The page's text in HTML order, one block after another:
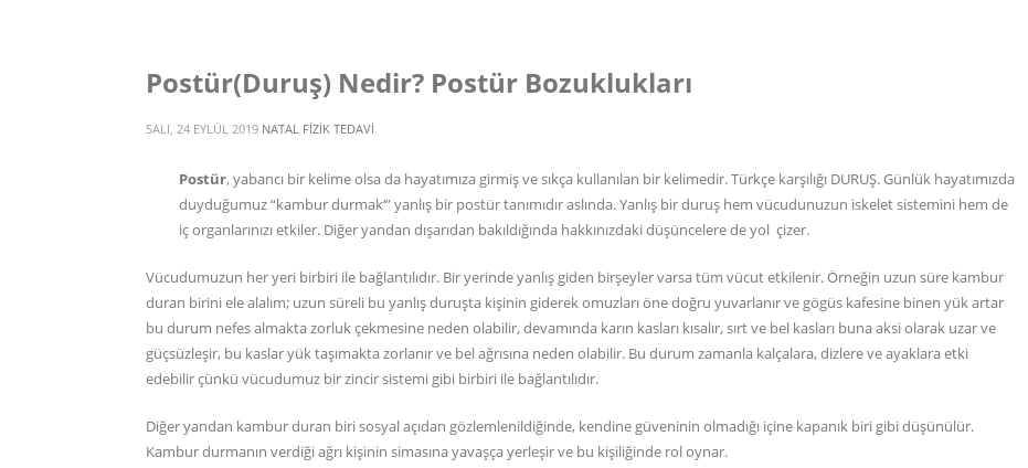
Postür(Duruş) Nedir? Postür Bozuklukları
SALI, 24 EYLÜL 2019 NATAL FIZIK TEDAVI
Postür, yabancı bir kelime olsa da hayatımıza girmiş ve sıkça kullanılan bir kelimedir. Türkçe karşılığı DURUŞ. Günlük hayatımızda
duyduğumuz “kambur durmak‘” yanlış bir postür tanımıdır aslında. Yanlış bir duruş hem vücudunuzun iskelet sistemini hem de
iç organlarınızı etkiler. Diğer yandan dışarıdan bakıldığında hakkınızdaki düşüncelere de yol çizer.
Vücudumuzun her yeri birbiri ile bağlantılıdır. Bir yerinde yanlış giden birşeyler varsa tüm vücut etkilenir. Örneğin uzun süre kambur
duran birini ele alalım; uzun süreli bu yanlış duruşta kişinin giderek omuzları öne doğru yuvarlanır ve gögüs kafesine binen yük artar
bu durum nefes almakta zorluk çekmesine neden olabilir, devamında karın kasları kısalır, sırt ve bel kasları buna aksi olarak uzar ve
güçsüzleşir, bu kaslar yük taşımakta zorlanır ve bel ağrısına neden olabilir. Bu durum zamanla kalçalara, dizlere ve ayaklara etki
edebilir çünkü vücudumuz bir zincir sistemi gibi birbiri ile bağlantılıdır.
Diğer yandan kambur duran biri sosyal açıdan gözlemlenildiğinde, kendine güveninin olmadığı içine kapanık biri gibi düşünülür.
Kambur durmanın verdiği ağrı kişinin simasına yavaşça yerleşir ve bu kişiliğinde rol oynar.